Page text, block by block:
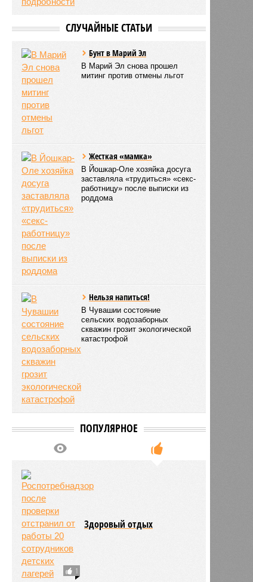
СЛУЧАЙНЫЕ СТАТЬИ
Бунт в Марий Эл
В Марий Эл снова прошел
митинг против отмены льгот
Жесткая «мамка»
В Йошкар-Оле хозяйка досуга
заставляла «трудиться» «секс-
работницу» после выписки из
роддома
Нельзя напиться!
В Чувашии состояние
сельских водозаборных
скважин грозит экологической
катастрофой
ПОПУЛЯРНОЕ
1
Здоровый отдых